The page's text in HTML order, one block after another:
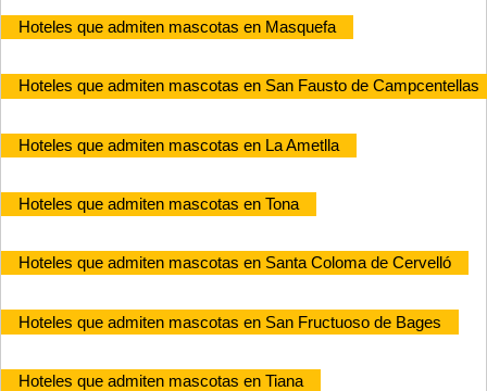
Hoteles que admiten mascotas en Masquefa
Hoteles que admiten mascotas en San Fausto de Campcentellas
Hoteles que admiten mascotas en La Ametlla
Hoteles que admiten mascotas en Tona
Hoteles que admiten mascotas en Santa Coloma de Cervelló
Hoteles que admiten mascotas en San Fructuoso de Bages
Hoteles que admiten mascotas en Tiana